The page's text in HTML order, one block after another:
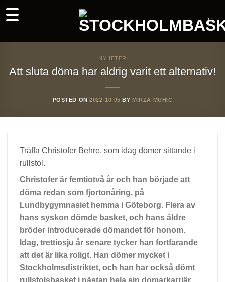
to
NYHETER
Att sluta döma har aldrig varit ett alternativ!
POSTED ON2022-10-05 BY MIRZA MUHIC
Träffa Christofer Behre, som idag dömer sittande i
rullstol.
Christofer är femtiotvå år och han började att
döma redan som fjortonåring, på
Lundbygymnasiet hemma i Göteborg. Flera av
hans syskon dömde basket, och hans äldre
bröder introducerade dömandet för honom.
Idag, trettiosju år senare tycker han fortfarande
att det är lika roligt. Han dömer mycket i
Stockholmsdistriktet, och han har också dömt
rullstolsbasket i nästan hela sin domarkarriär.